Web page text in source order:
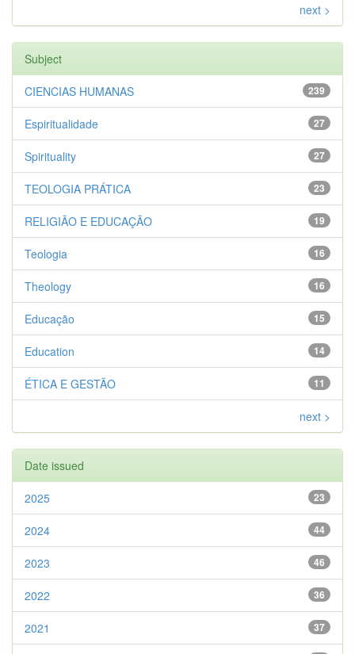
next >
Subject
239
CIENCIAS HUMANAS
27
Espiritualidade
27
Spirituality
23
TEOLOGIA PRÁTICA
19
RELIGIÃO E EDUCAÇÃO
16
Teologia
16
Theology
15
Educação
14
Education
11
ÉTICA E GESTÃO
next >
Date issued
23
2025
44
2024
46
2023
36
2022
37
2021